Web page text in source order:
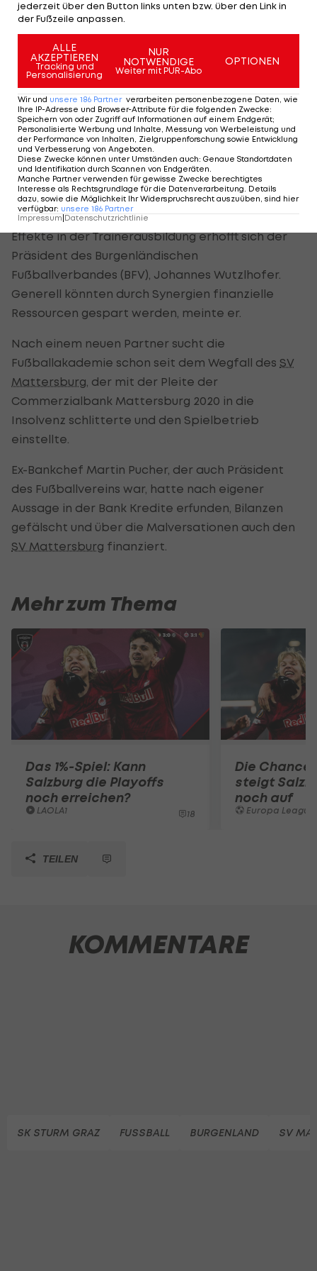
Bundesland und im vertrauten Umfeld ihrer
Familien ausgebildet werden können.
Jährliches Trainingslager geplant
"Wir wollen die Spitzenentwicklung noch weiter
stärken und fördern", sagte Jauk. Einbringen
werde man sich auch im ärztlichen und
sportpsychologischen Bereich.
Einmal im Jahr wird Sturm außerdem ein
Trainingslager im Burgenland abhalten. Positive
Effekte in der Trainerausbildung erhofft sich der
Präsident des Burgenländischen
Fußballverbandes (BFV), Johannes Wutzlhofer.
Generell könnten durch Synergien finanzielle
Ressourcen gespart werden, meinte er.
Nach einem neuen Partner sucht die
Fußballakademie schon seit dem Wegfall des SV
Mattersburg , der mit der Pleite der
Commerzialbank Mattersburg 2020 in die
Insolvenz schlitterte und den Spielbetrieb
einstellte.
Ex-Bankchef Martin Pucher, der auch Präsident
des Fußballvereins war, hatte nach eigener
Aussage in der Bank Kredite erfunden, Bilanzen
gefälscht und über die Malversationen auch den
SV Mattersburg finanziert.
Mehr zum Thema
Das 1%-Spiel: Kann
Salzburg die Playoffs
noch erreichen?
LAOLA1 18
Die Chance
steigt
noch auf
Europa League
TEILEN
KOMMENTARE
SK STURM GRAZ FUSSBALL BURGENLAND SV
jederzeit über den Button links unten bzw. über den Link in
der Fußzeile anpassen.
ALLE
AKZEPTIEREN
Tracking und
Personalisierung
NUR
NOTWENDIGE
Weiter mit PUR-Abo
OPTIONEN
Wir und unsere 186 Partner verarbeiten personenbezogene Daten, wie
Ihre IP-Adresse und Browser-Attribute für die folgenden Zwecke:
Speichern von oder Zugriff auf Informationen auf einem Endgerät;
Personalisierte Werbung und Inhalte, Messung von Werbeleistung und
der Performance von Inhalten, Zielgruppenforschung sowie Entwicklung
und Verbesserung von Angeboten.
Diese Zwecke können unter Umständen auch: Genaue Standortdaten
und Identifikation durch Scannen von Endgeräten.
Manche Partner verwenden für gewisse Zwecke berechtigtes
Interesse als Rechtsgrundlage für die Datenverarbeitung. Details
dazu, sowie die Möglichkeit Ihr Widerspruchsrecht auszuüben, sind hier
verfügbar: unsere 186 Partner
Impressum Datenschutzrichtlinie